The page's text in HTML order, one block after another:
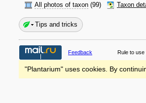
All photos of taxon (99) Taxon
Tips and tricks
Feedback Rule to use
"Plantarium" uses cookies. By